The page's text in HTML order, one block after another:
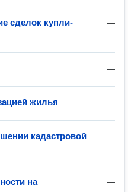
—
сделок купли-
—
—
жилья
—
кадастровой
—
на